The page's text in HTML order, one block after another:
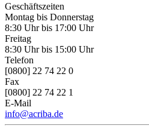
Geschäftszeiten
Montag bis Donnerstag
8:30 Uhr bis 17:00 Uhr
Freitag
8:30 Uhr bis 15:00 Uhr
Telefon
[0800] 22 74 22 0
Fax
[0800] 22 74 22 1
E-Mail
info@acriba.de